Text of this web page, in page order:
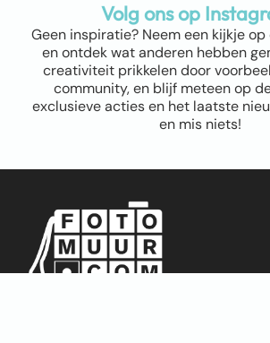
Volg ons op
Geen inspiratie? Neem een kijkje
en ontdek wat anderen hebben
creativiteit prikkelen door
community, en blijf meteen op
exclusieve acties en het laatste
en mis niets!